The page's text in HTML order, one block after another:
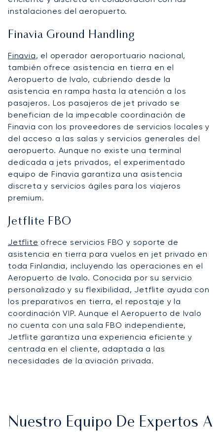
instalaciones del aeropuerto.
Finavia Ground Handling
Finavia, el operador aeroportuario nacional,
también ofrece asistencia en tierra en el
Aeropuerto de Ivalo, cubriendo desde la
asistencia en rampa hasta la atención a los
pasajeros. Los pasajeros de jet privado se
benefician de la impecable coordinación de
Finavia con los proveedores de servicios locales y
del acceso a las salas y servicios generales del
aeropuerto. Aunque no existe una terminal
dedicada a jets privados, el experimentado
equipo de Finavia garantiza una asistencia
discreta y servicios ágiles para los viajeros
premium.
Jetflite FBO
Jetflite ofrece servicios FBO y soporte de
asistencia en tierra para vuelos en jet privado en
toda Finlandia, incluyendo las operaciones en el
Aeropuerto de Ivalo. Conocida por su servicio
personalizado y su flexibilidad, Jetflite ayuda con
los preparativos en tierra, el repostaje y la
coordinación VIP. Aunque el Aeropuerto de Ivalo
no cuenta con una sala FBO independiente,
Jetflite garantiza una experiencia eficiente y
centrada en el cliente, adaptada a las
necesidades de la aviación privada.
Nuestro Equipo De Expertos A